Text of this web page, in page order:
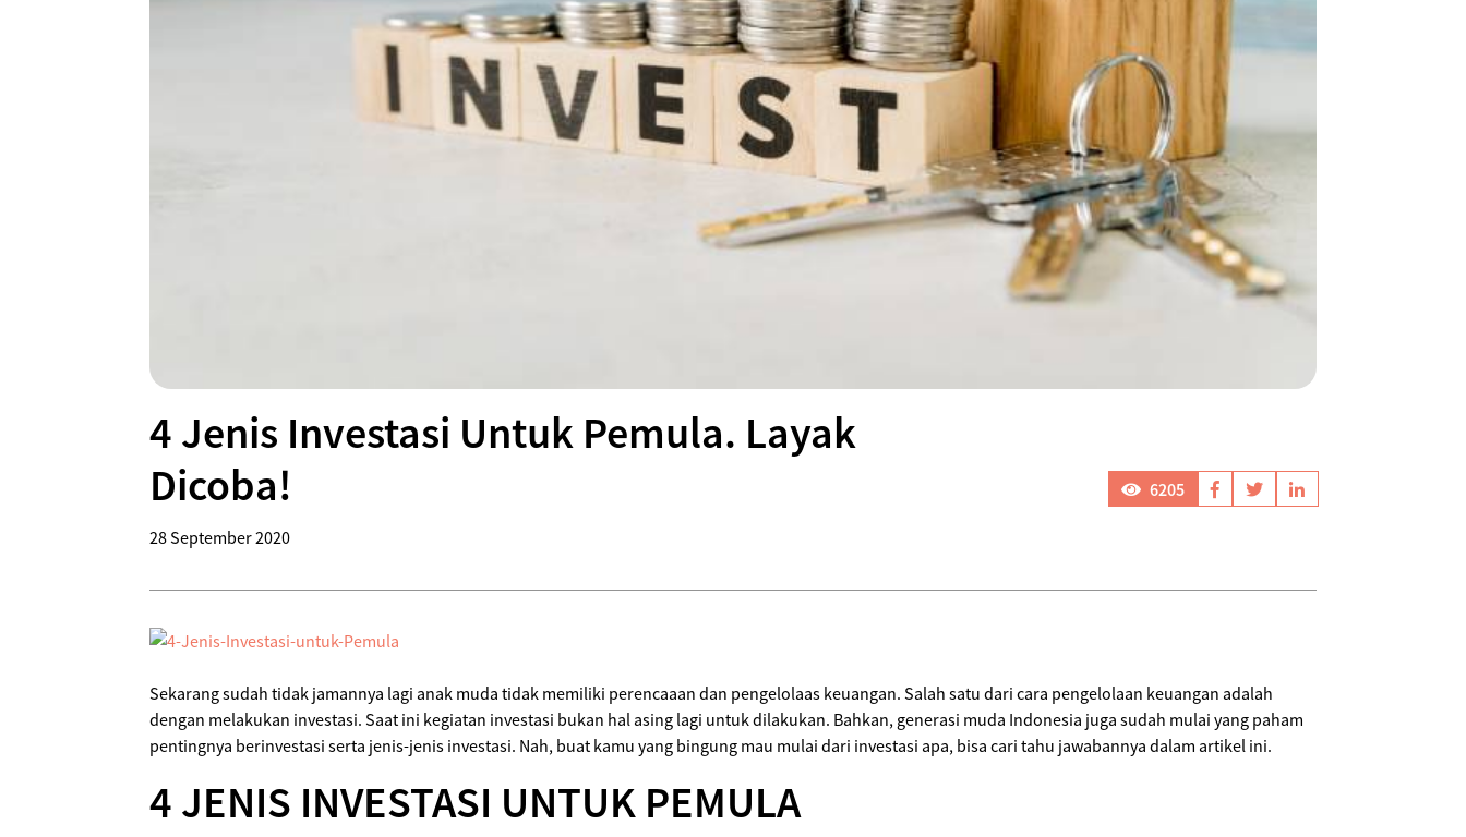
4 Jenis Investasi Untuk Pemula. Layak
Dicoba!
28 September 2020
6205
Sekarang sudah tidak jamannya lagi anak muda tidak memiliki perencaaan dan pengelolaas keuangan. Salah satu dari cara pengelolaan keuangan adalah
dengan melakukan investasi. Saat ini kegiatan investasi bukan hal asing lagi untuk dilakukan. Bahkan, generasi muda Indonesia juga sudah mulai yang paham
pentingnya berinvestasi serta jenis-jenis investasi. Nah, buat kamu yang bingung mau mulai dari investasi apa, bisa cari tahu jawabannya dalam artikel ini.
4 JENIS INVESTASI UNTUK PEMULA